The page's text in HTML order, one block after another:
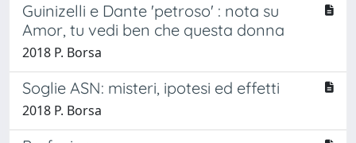
Guinizelli e Dante 'petroso' : nota su
Amor, tu vedi ben che questa donna
2018 P. Borsa
Soglie ASN: misteri, ipotesi ed effetti
2018 P. Borsa